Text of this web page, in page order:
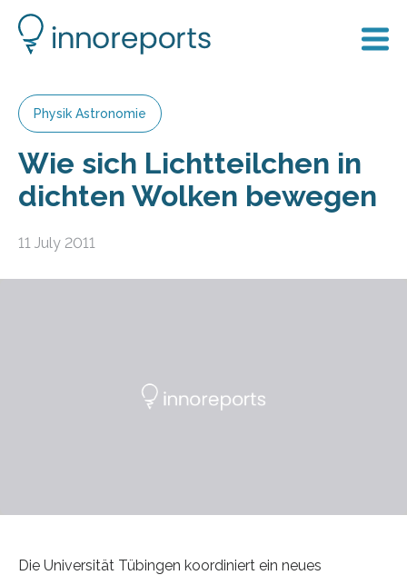
Physik Astronomie
Wie sich Lichtteilchen in
dichten Wolken bewegen
11 July 2011
Die Universität Tübingen koordiniert ein neues